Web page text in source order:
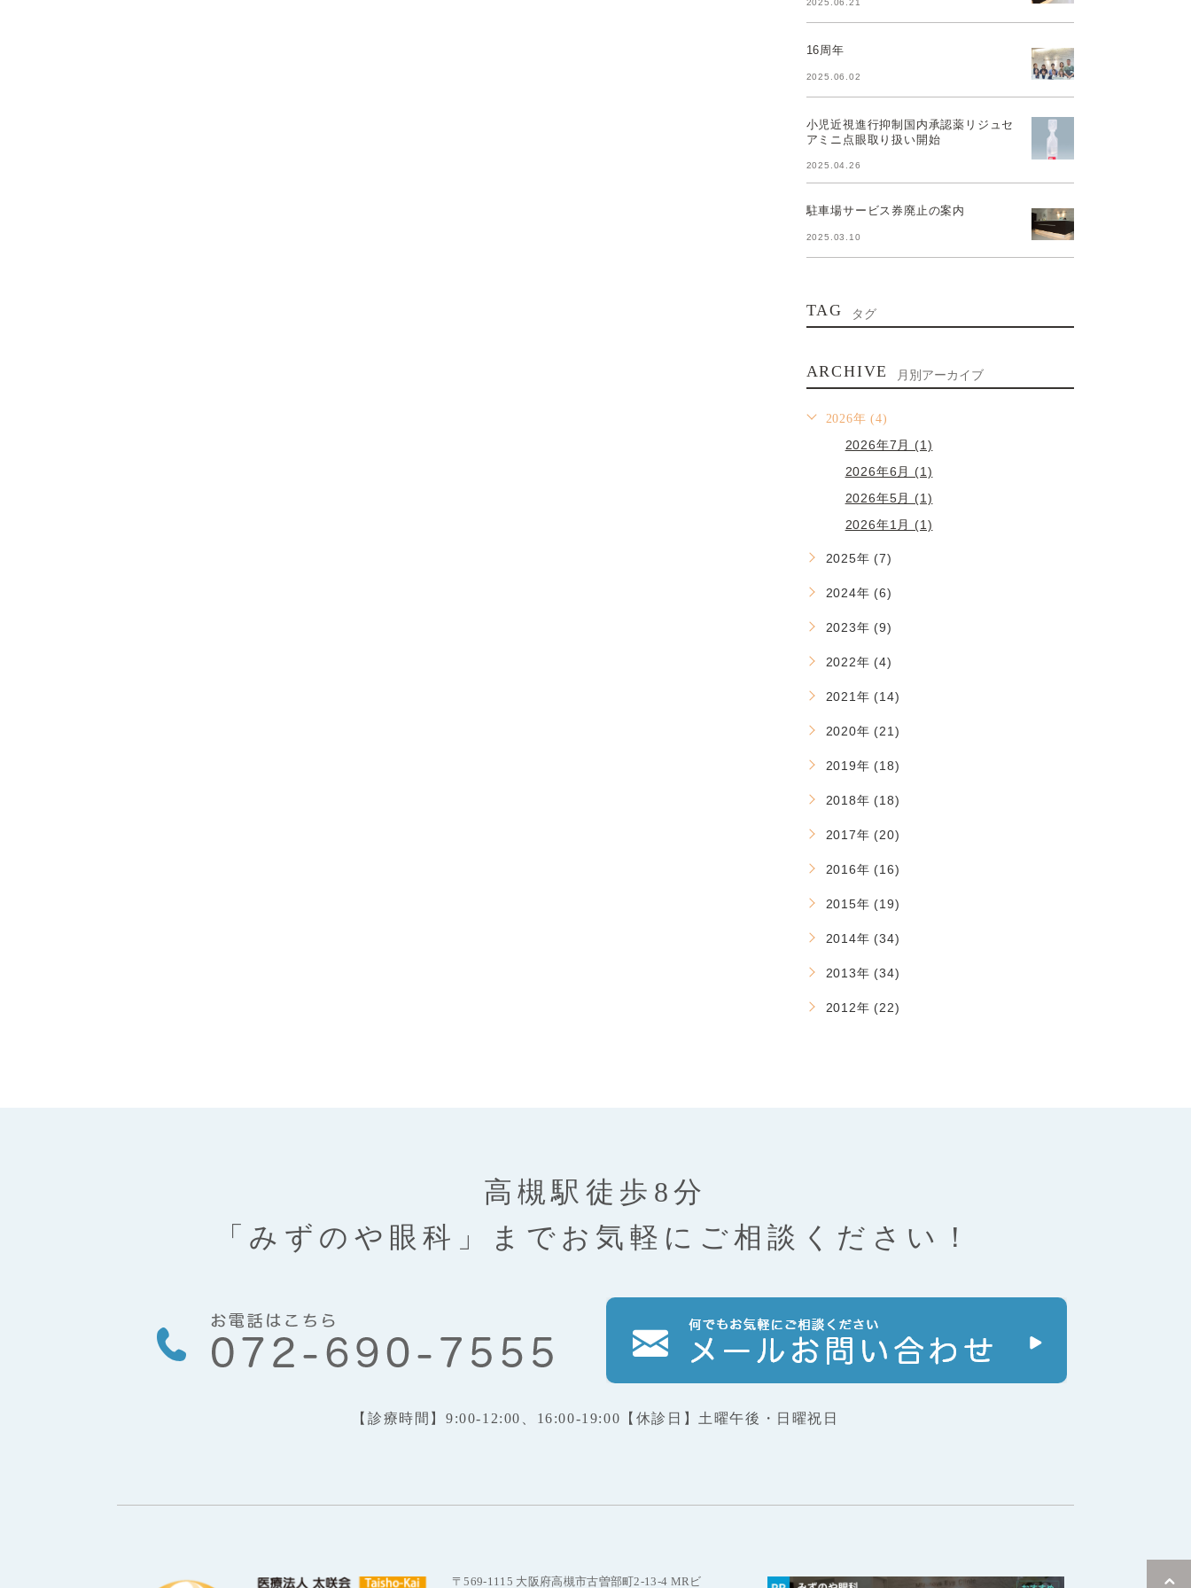
16周年
2025.06.02
小児近視進行抑制国内承認薬リジュセ
アミニ点眼取り扱い開始
2025.04.26
駐車場サービス券廃止の案内
2025.03.10
TAG タグ
ARCHIVE 月別アーカイブ
2026年 (4)
2026年7月 (1)
2026年6月 (1)
2026年5月 (1)
2026年1月 (1)
2025年 (7)
2024年 (6)
2023年 (9)
2022年 (4)
2021年 (14)
2020年 (21)
2019年 (18)
2018年 (18)
2017年 (20)
2016年 (16)
2015年 (19)
2014年 (34)
2013年 (34)
2012年 (22)
高槻駅徒歩8分
「みずのや眼科」まで お気軽にご相談ください！
【診療時間】 9:00-12:00、16:00-19:00 【休診日】土曜午後・日曜祝日
〒569-1115 大阪府高槻市古曽部町2-13-4 MRビ